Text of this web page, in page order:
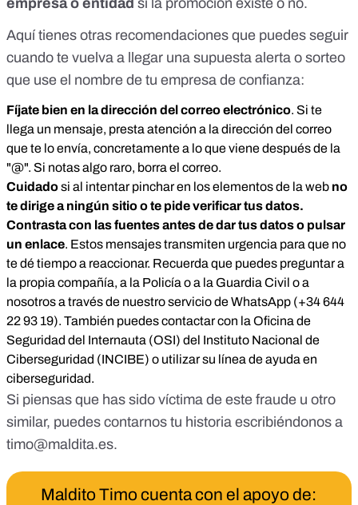
empresa o entidad si la promoción existe o no.
Aquí tienes otras recomendaciones que puedes seguir
cuando te vuelva a llegar una supuesta alerta o sorteo
que use el nombre de tu empresa de confianza:
Fíjate bien en la dirección del correo electrónico. Si te
llega un mensaje, presta atención a la dirección del correo
que te lo envía, concretamente a lo que viene después de la
"@". Si notas algo raro, borra el correo.
Cuidadosi al intentar pinchar en los elementos de la web no
te dirige a ningún sitioo te pide verificar tus datos.
Contrasta con las fuentes antes de dar tus datos o pulsar
un enlace. Estos mensajes transmiten urgencia para que no
te dé tiempo a reaccionar. Recuerda que puedes preguntar a
la propia compañía, a la Policía o a la Guardia Civil o a
nosotros a través de nuestro servicio de WhatsApp (+34 644
22 93 19). También puedes contactar con la Oficina de
Seguridad del Internauta (OSI) del Instituto Nacional de
Ciberseguridad (INCIBE) o utilizar su línea de ayuda en
ciberseguridad.
Si piensas que has sido víctima de este fraude u otro
similar, puedes contarnos tu historia escribiéndonos a
timo@maldita.es.
Maldito Timo cuenta con el apoyo de: